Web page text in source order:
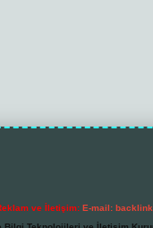
ve İletişim: E-mail: